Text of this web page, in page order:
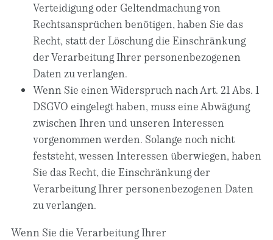
Verteidigung oder Geltendmachung von
Rechtsansprüchen benötigen, haben Sie das
Recht, statt der Löschung die Einschränkung
der Verarbeitung Ihrer personenbezogenen
Daten zu verlangen.
Wenn Sie einen Widerspruch nach Art. 21 Abs. 1
DSGVO eingelegt haben, muss eine Abwägung
zwischen Ihren und unseren Interessen
vorgenommen werden. Solange noch nicht
feststeht, wessen Interessen überwiegen, haben
Sie das Recht, die Einschränkung der
Verarbeitung Ihrer personenbezogenen Daten
zu verlangen.
Wenn Sie die Verarbeitung Ihrer